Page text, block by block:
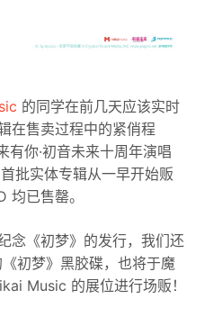
的同学在前几天应该实时
在售卖过程中的紧俏程
你·初音未来十周年演唱
批实体专辑从一早开始贩
均已售罄。
念《初梦》的发行，我们还
初梦》黑胶碟，也将于魔
Music 的展位进行场贩！